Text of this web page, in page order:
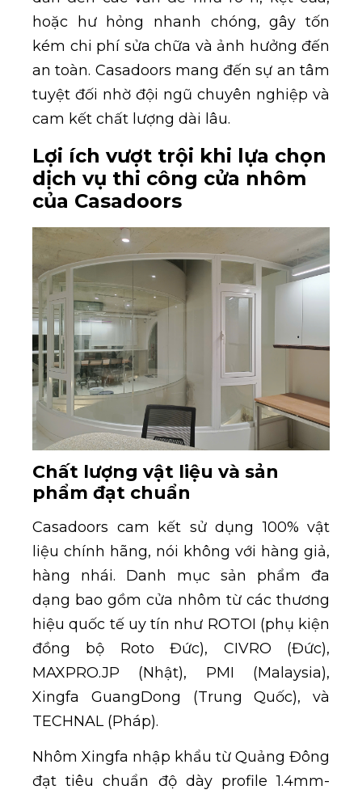
hoặc hư hỏng nhanh chóng, gây tốn
kém chi phí sửa chữa và ảnh hưởng đến
an toàn. Casadoors mang đến sự an tâm
tuyệt đối nhờ đội ngũ chuyên nghiệp và
cam kết chất lượng dài lâu.
Lợi ích vượt trội khi lựa chọn
dịch vụ thi công cửa nhôm
của Casadoors
Chất lượng vật liệu và sản
phẩm đạt chuẩn
Casadoors cam kết sử dụng 100% vật
liệu chính hãng, nói không với hàng giả,
hàng nhái. Danh mục sản phẩm đa
dạng bao gồm cửa nhôm từ các thương
hiệu quốc tế uy tín như ROTOI (phụ kiện
đồng bộ Roto Đức), CIVRO (Đức),
MAXPRO.JP (Nhật), PMI (Malaysia),
Xingfa GuangDong (Trung Quốc), và
TECHNAL (Pháp).
Nhôm Xingfa nhập khẩu từ Quảng Đông
đạt tiêu chuẩn độ dày profile 1.4mm-